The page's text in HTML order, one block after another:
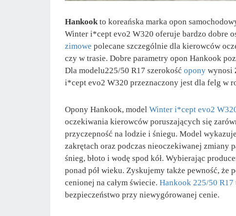
Hankookto koreańska marka opon
Winter i*cept evo2 W320 oferuje bardzo dobre
zimowe polecane szczególnie dla kierowców
czy w trasie. Dobre parametry opon Hankook
Dla modelu225/50 R17 szerokość opony wynosi
i*cept evo2 W320 przeznaczony jest dla felg w
Opony Hankook, model Winter i*cept evo2
oczekiwania kierowców poruszających się
przyczepność na lodzie i śniegu. Model
zakrętach oraz podczas nieoczekiwanej zmiany
śnieg, błoto i wodę spod kół. Wybierając
ponad pół wieku. Zyskujemy także pewność,
cenionej na całym świecie. Hankook 225/50 R17
bezpieczeństwo przy niewygórowanej cenie.